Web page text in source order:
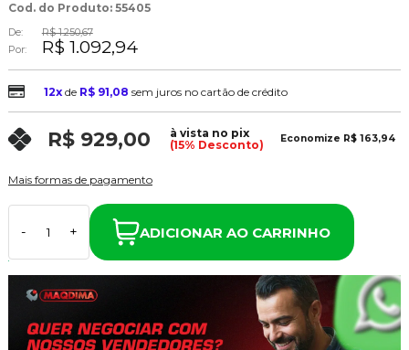
Cod. do Produto: 55405
De:
R$ 1.250,67
Por:
R$ 1.092,94
12xde R$ 91,08 sem juros no cartão de crédito
R$ 929,00
à vista no pix
(15% Desconto)
Economize R$ 163,94
Mais formas de pagamento
- + ADICIONAR AO CARRINHO